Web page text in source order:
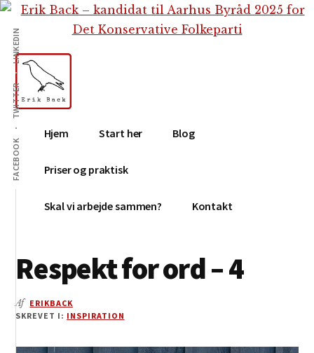
Skip
indhold
Gå
primær
sidebar
Skip
footer
Additional
menu
FACEBOOK
TWITTER
LINKEDIN
Erik
Back
Tekstforfatter,
content
creation,
blog,
medier
Hjem Start her Blog
Priser og praktisk
Skal vi arbejde sammen? Kontakt
Respekt for ord – 4
Af ERIKBACK
SKREVET I: INSPIRATION